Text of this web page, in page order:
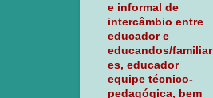
e informal de
intercâmbio entre
educador e
educandos/familiar
es, educador
equipe técnico-
pedagógica, bem